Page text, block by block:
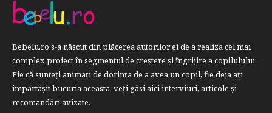
Bebelu.ro s-a născut din plăcerea autorilor ei de a realiza cel mai
complex proiect în segmentul de creştere şi îngrijire a copilulului.
Fie că sunteţi animaţi de dorinţa de a avea un copil, fie deja aţi
împărtăşit bucuria aceasta, veți găsi aici interviuri, articole şi
recomandări avizate.